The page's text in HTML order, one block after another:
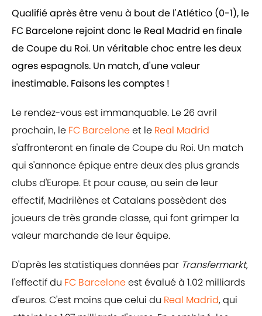
Qualifié après être venu à bout de l'Atlético (0-1), le
FC Barcelone rejoint donc le Real Madrid en finale
de Coupe du Roi. Un véritable choc entre les deux
ogres espagnols. Un match, d'une valeur
inestimable. Faisons les comptes !
Le rendez-vous est immanquable. Le 26 avril
prochain, le FC Barceloneet le Real Madrid
s'affronteront en finale de Coupe du Roi. Un match
qui s'annonce épique entre deux des plus grands
clubs d'Europe. Et pour cause, au sein de leur
effectif, Madrilènes et Catalans possèdent des
joueurs de très grande classe, qui font grimper la
valeur marchande de leur équipe.
D'après les statistiques données par Transfermarkt,
l'effectif du FC Barceloneest évalué à 1.02 milliards
d'euros. C'est moins que celui du Real Madrid, qui